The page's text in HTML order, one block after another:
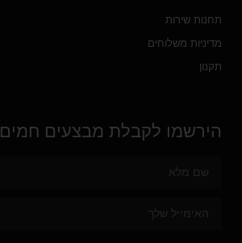
תחנות שירות
מדיניות משלוחים
תקנון
הירשמו לקבלת מבצעים חמים